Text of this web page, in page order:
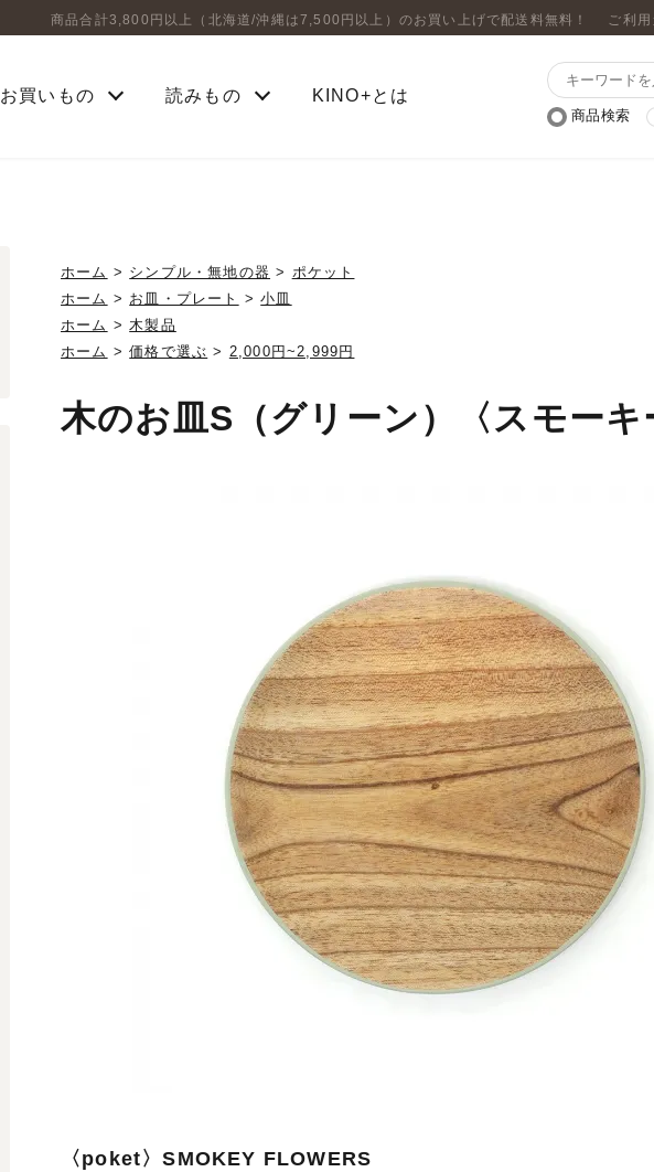
商品合計3,800円以上（北海道/沖縄は7,500円以上）のお買い上げで配送料無料！ ご利
お買いもの 読みもの KINO+とは
商品検索
ホーム > シンプル・無地の器 > ポケット
ホーム > お皿・プレート >小皿
ホーム >木製品
ホーム >価格で選ぶ > 2,000円~2,999円
木のお皿S（グリーン）〈スモー
〈poket〉SMOKEY FLOWERS